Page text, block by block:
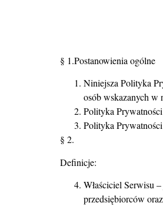
§ 1.Postanowienia ogólne
Niniejsza Polityka
osób wskazanych w
Polityka
Polityka
§ 2.
Definicje:
Właściciel Serwisu
przedsiębiorców